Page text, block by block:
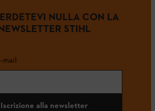
NULLA CON LA
STIHL
Iscrizione alla newsletter